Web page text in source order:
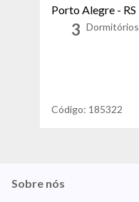
Porto Alegre - RS
3 Dormitórios
Código: 185322
Sobre nós